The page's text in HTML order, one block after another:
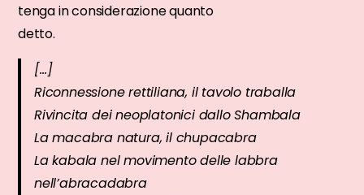
tenga in considerazione quanto
detto.
[…]
Riconnessione rettiliana, il tavolo traballa
Rivincita dei neoplatonici dallo Shambala
La macabra natura, il chupacabra
La kabala nel movimento delle labbra
nell’abracadabra